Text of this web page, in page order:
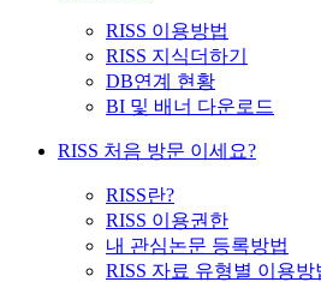
RISS 이용방법
RISS 지식더하기
DB연계 현황
BI 및 배너 다운로드
RISS 처음 방문 이세요?
RISS란?
RISS 이용권한
내 관심논문 등록방법
RISS 자료 유형별 이용방